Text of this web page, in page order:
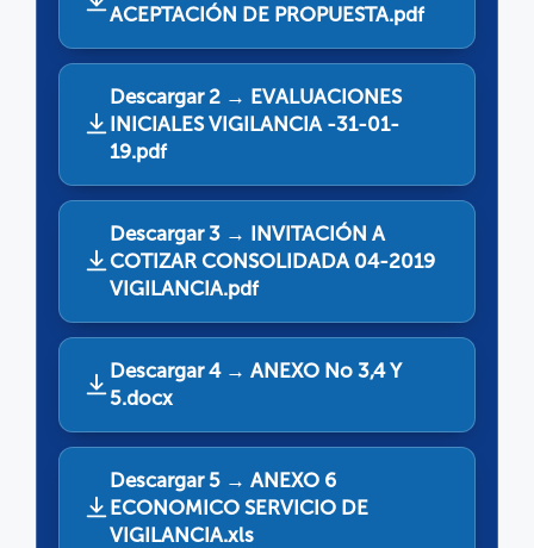
ACEPTACIÓN DE PROPUESTA.pdf
Descargar 2 → EVALUACIONES
INICIALES VIGILANCIA -31-01-
19.pdf
Descargar 3 → INVITACIÓN A
COTIZAR CONSOLIDADA 04-2019
VIGILANCIA.pdf
Descargar 4 → ANEXO No 3,4 Y
5.docx
Descargar 5 → ANEXO 6
ECONOMICO SERVICIO DE
VIGILANCIA.xls